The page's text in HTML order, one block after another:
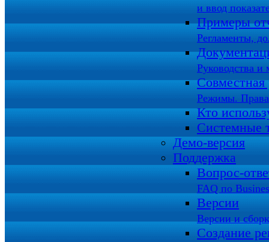
и ввод
Примеры
Регламенты,
Руководства и
Совместная
Режимы. Права
Кто
Системные
Демо-версия
Поддержка
Вопрос-
FAQ по
Версии
Версии и
Создание